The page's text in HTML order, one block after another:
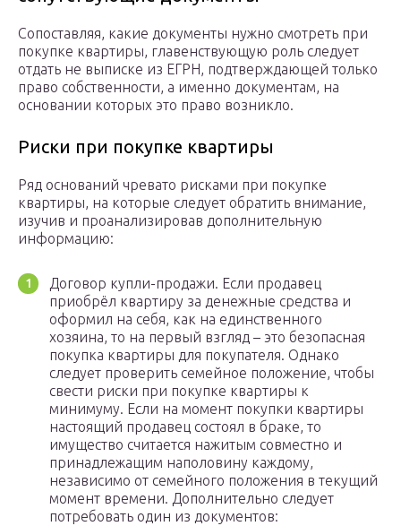
Сопоставляя, какие документы нужно смотреть при
покупке квартиры, главенствующую роль следует
отдать не выписке из ЕГРН, подтверждающей только
право собственности, а именно документам, на
основании которых это право возникло.
Риски при покупке квартиры
Ряд оснований чревато рисками при покупке
квартиры, на которые следует обратить внимание,
изучив и проанализировав дополнительную
информацию:
Договор купли-продажи. Если продавец
приобрёл квартиру за денежные средства и
оформил на себя, как на единственного
хозяина, то на первый взгляд – это безопасная
покупка квартиры для покупателя. Однако
следует проверить семейное положение, чтобы
свести риски при покупке квартиры к
минимуму. Если на момент покупки квартиры
настоящий продавец состоял в браке, то
имущество считается нажитым совместно и
принадлежащим наполовину каждому,
независимо от семейного положения в текущий
момент времени. Дополнительно следует
потребовать один из документов: